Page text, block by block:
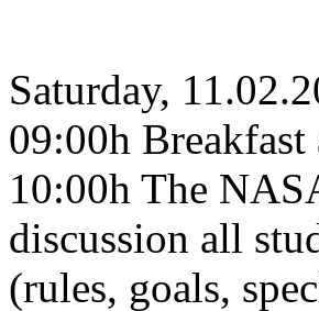
Saturday,
09:00h Breakfast
10:00h The
discussion all
(rules, goals,